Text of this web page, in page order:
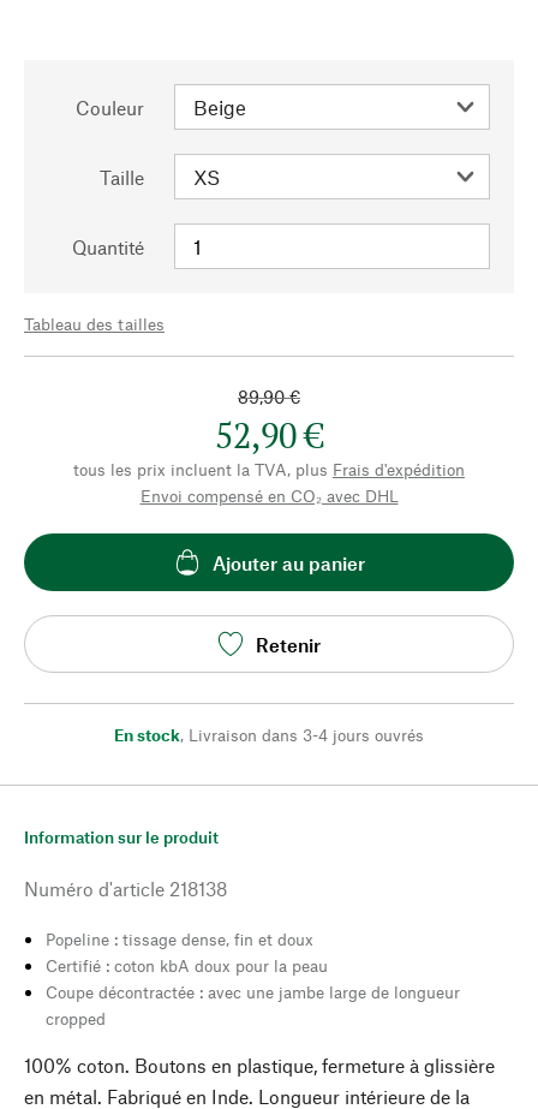
Couleur
Taille
Quantité
Tableau des tailles
89,90 €
52,90 €
tous les prix incluent la TVA, plus Frais d'expédition
Envoi compensé en CO₂ avec DHL
Ajouter au panier
Retenir
En stock, Livraison dans 3-4 jours ouvrés
Information sur le produit
Numéro d'article 218138
Popeline : tissage dense, fin et doux
Certifié : coton kbA doux pour la peau
Coupe décontractée : avec une jambe large de longueur
cropped
100% coton. Boutons en plastique, fermeture à glissière
en métal. Fabriqué en Inde. Longueur intérieure de la